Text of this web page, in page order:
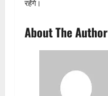
रहेंगे।
About The Author